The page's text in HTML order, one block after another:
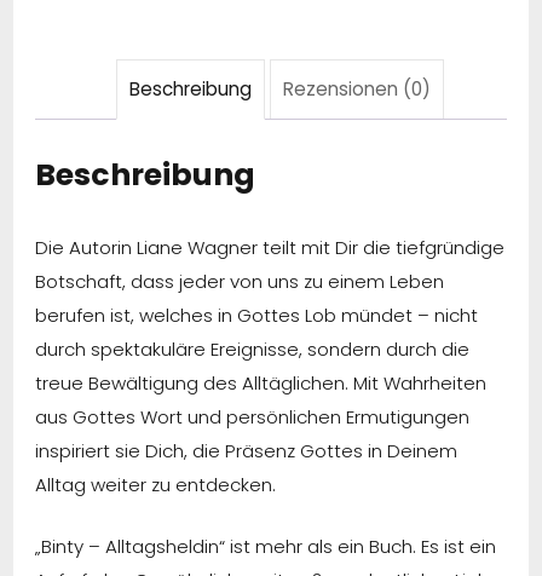
Beschreibung Rezensionen (0)
Beschreibung
Die Autorin Liane Wagner teilt mit Dir die tiefgründige
Botschaft, dass jeder von uns zu einem Leben
berufen ist, welches in Gottes Lob mündet – nicht
durch spektakuläre Ereignisse, sondern durch die
treue Bewältigung des Alltäglichen. Mit Wahrheiten
aus Gottes Wort und persönlichen Ermutigungen
inspiriert sie Dich, die Präsenz Gottes in Deinem
Alltag weiter zu entdecken.
„Binty – Alltagsheldin“ ist mehr als ein Buch. Es ist ein